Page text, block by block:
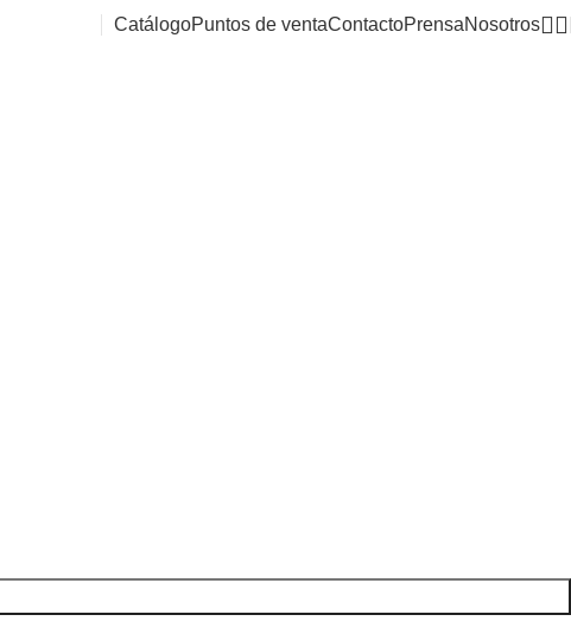
CatálogoPuntos de ventaContactoPrensaNosotros